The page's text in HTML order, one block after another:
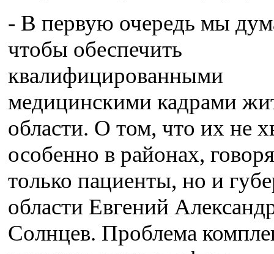
- В первую очередь мы
чтобы обеспечить
квалифицированными
медицинскими кадрами
области. О том, что их не
особенно в районах,
только пациенты, но и
области Евгений
Солнцев. Проблема